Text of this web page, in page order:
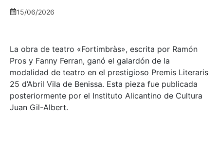
15/06/2026
La obra de teatro «Fortimbràs», escrita por Ramón
Pros y Fanny Ferran, ganó el galardón de la
modalidad de teatro en el prestigioso Premis Literaris
25 d’Abril Vila de Benissa. Esta pieza fue publicada
posteriormente por el Instituto Alicantino de Cultura
Juan Gil-Albert.